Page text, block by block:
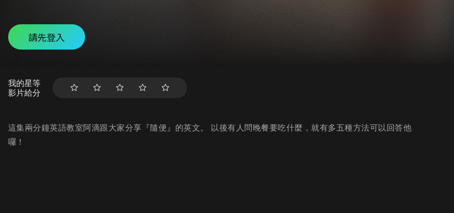
請先登入
我的星等
影片給分
這集兩分鐘英語教室阿滴跟大家分享『隨便』的英文。 以後有人問晚餐要吃什麼，就有多五種方法可以回答他
囉！